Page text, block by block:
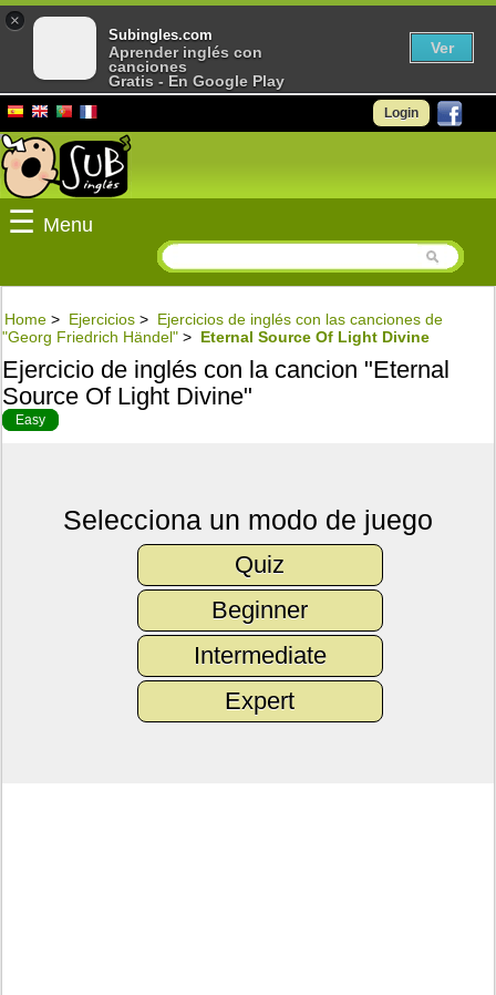
Login
☰ Menu
Home > Ejercicios > Ejercicios de inglés con las canciones de
"Georg Friedrich Händel" > Eternal Source Of Light Divine
Ejercicio de inglés con la cancion "Eternal
Source Of Light Divine"
Easy
Selecciona un modo de juego
Quiz
Beginner
Intermediate
Expert
×
Subingles.com
Aprender inglés con
canciones
Gratis - En Google Play
Ver